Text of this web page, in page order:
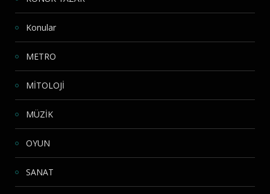
Konular
METRO
MİTOLOJİ
MÜZİK
OYUN
SANAT